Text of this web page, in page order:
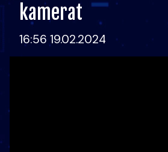
kamerat
16:56 19.02.2024